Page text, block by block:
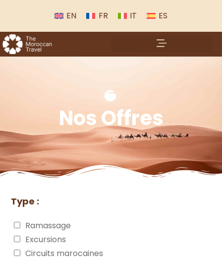
EN FR IT ES
Nos Offres
Type :
Ramassage
Excursions
Circuits marocaines